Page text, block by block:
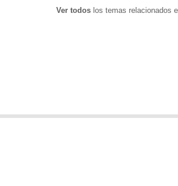
Ver todos los temas relacionados